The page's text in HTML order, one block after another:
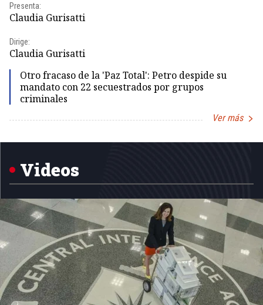
Presenta:
Claudia Gurisatti
Dirige:
Claudia Gurisatti
Otro fracaso de la 'Paz Total': Petro despide su
mandato con 22 secuestrados por grupos
criminales
Ver más
1
Videos